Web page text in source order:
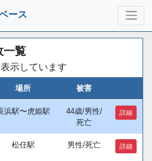
ース
一覧
示しています
場所 被害
浜駅〜虎姫駅
44歳/男性/
死亡
詳細
松任駅 男性/死亡 詳細